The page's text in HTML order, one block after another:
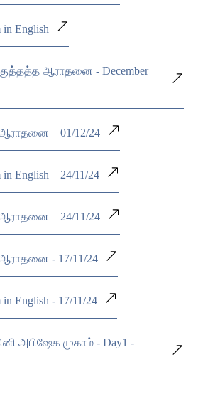
in English
ஆராதனை - December
ஆராதனை – 01/12/24
in English – 24/11/24
ஆராதனை – 24/11/24
ஆராதனை - 17/11/24
in English - 17/11/24
அபிஷேக முகாம் - Day1 -